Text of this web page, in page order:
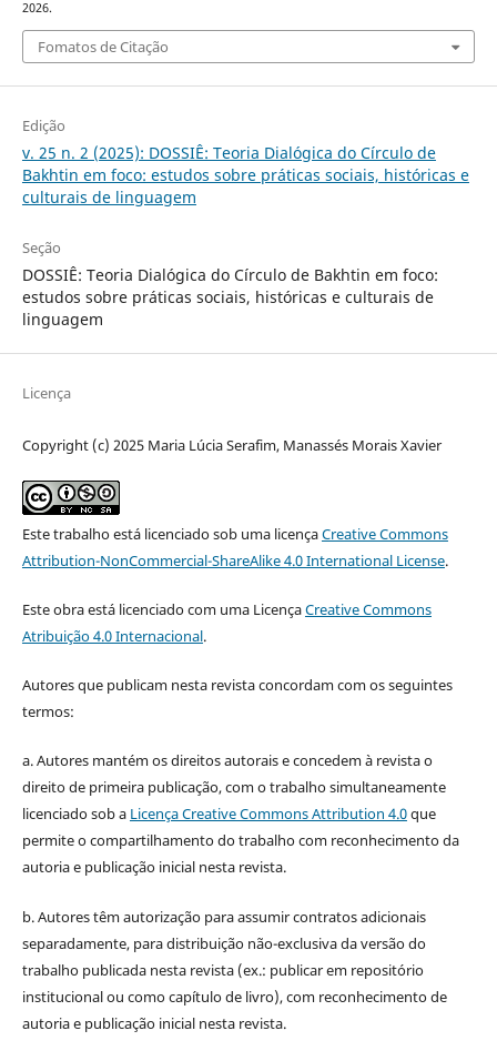
2026.
Fomatos de Citação
Edição
v. 25 n. 2 (2025): DOSSIÊ: Teoria Dialógica do Círculo de
Bakhtin em foco: estudos sobre práticas sociais, históricas e
culturais de linguagem
Seção
DOSSIÊ: Teoria Dialógica do Círculo de Bakhtin em foco:
estudos sobre práticas sociais, históricas e culturais de
linguagem
Licença
Copyright (c) 2025 Maria Lúcia Serafim, Manassés Morais Xavier
Este trabalho está licenciado sob uma licençaCreative Commons
Attribution-NonCommercial-ShareAlike 4.0 International License.
Este obra está licenciado com uma LicençaCreative Commons
Atribuição 4.0 Internacional.
Autores que publicam nesta revista concordam com os seguintes
termos:
a. Autores mantém os direitos autorais e concedem à revista o
direito de primeira publicação, com o trabalho simultaneamente
licenciado sob a Licença Creative Commons Attribution 4.0que
permite o compartilhamento do trabalho com reconhecimento da
autoria e publicação inicial nesta revista.
b. Autores têm autorização para assumir contratos adicionais
separadamente, para distribuição não-exclusiva da versão do
trabalho publicada nesta revista (ex.: publicar em repositório
institucional ou como capítulo de livro), com reconhecimento de
autoria e publicação inicial nesta revista.